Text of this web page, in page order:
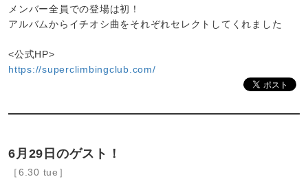
メンバー全員での登場は初！
アルバムからイチオシ曲をそれぞれセレクトしてくれました
<公式HP>
https://superclimbingclub.com/
6月29日のゲスト！
［6.30 tue］